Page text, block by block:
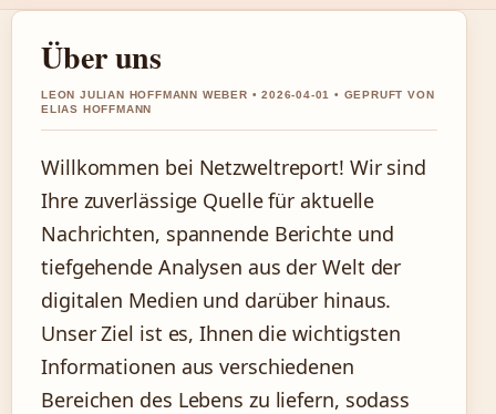
Über uns
LEON JULIAN HOFFMANN WEBER • 2026-04-01 • GEPRUFT VON
ELIAS HOFFMANN
Willkommen bei Netzweltreport! Wir sind
Ihre zuverlässige Quelle für aktuelle
Nachrichten, spannende Berichte und
tiefgehende Analysen aus der Welt der
digitalen Medien und darüber hinaus.
Unser Ziel ist es, Ihnen die wichtigsten
Informationen aus verschiedenen
Bereichen des Lebens zu liefern, sodass